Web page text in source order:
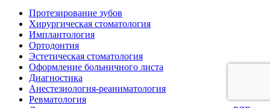
Протезирование зубов
Хирургическая стоматология
Имплантология
Ортодонтия
Эстетическая стоматология
Оформление больничного листа
Диагностика
Анестезиология-реаниматология
Ревматология